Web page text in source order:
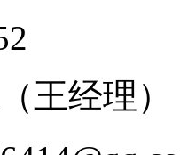
王经理）